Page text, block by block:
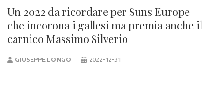
Un 2022 da ricordare per Suns Europe
che incorona i gallesi ma premia anche il
carnico Massimo Silverio
GIUSEPPE LONGO 2022-12-31